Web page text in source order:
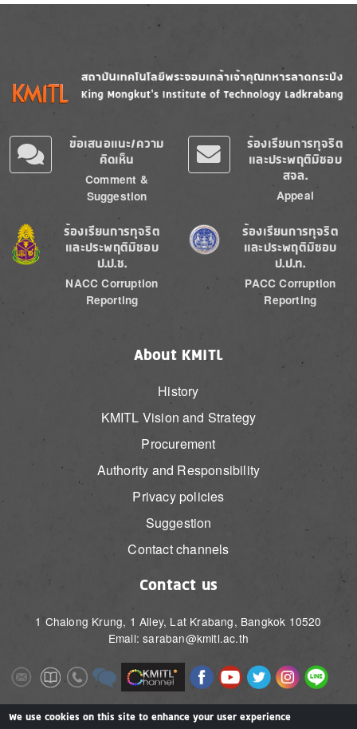
Image
ข้อเสนอแนะ/ความ
คิดเห็น
Comment &
Suggestion
ร้องเรียนการทุจริต
และประพฤติมิชอบ
สจล.
Appeal
Image
ร้องเรียนการทุจริต
และประพฤติมิชอบ
ป.ป.ช.
NACC Corruption
Reporting
Image
ร้องเรียนการทุจริต
และประพฤติมิชอบ
ป.ป.ท.
PACC Corruption
Reporting
About KMITL
History
KMITL Vision and Strategy
Procurement
Authority and Responsibility
Privacy policies
Suggestion
Contact channels
Contact us
1 Chalong Krung, 1 Alley, Lat Krabang, Bangkok 10520
Email: saraban@kmitl.ac.th
ImageImageImageImage Image ImageImageImageImageImage
Image Image
We use cookies on this site to enhance your user experience